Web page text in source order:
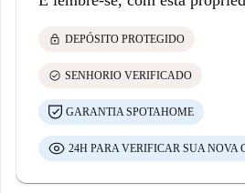
lock DEPÓSITO PROTEGIDO
check_circle SENHORIO VERIFICADO
GARANTIA SPOTAHOME
24H PARA VERIFICAR SUA NOVA